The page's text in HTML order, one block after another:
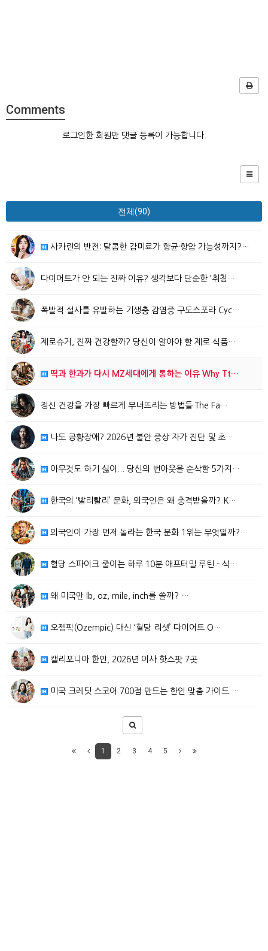
Comments
로그인한 회원만 댓글 등록이 가능합니다.
전체(90)
사카린의 반전: 달콤한 감미료가 항균·항암 가능성까지?…
다이어트가 안 되는 진짜 이유? 생각보다 단순한 ‘취침…
폭발적 설사를 유발하는 기생충 감염증 구도스포라 Cyc…
제로슈거, 진짜 건강할까? 당신이 알아야 할 제로 식품…
떡과 한과가 다시 MZ세대에게 통하는 이유 Why Tt…
정신 건강을 가장 빠르게 무너뜨리는 방법들 The Fa…
나도 공황장애? 2026년 불안 증상 자가 진단 및 초…
아무것도 하기 싫어... 당신의 번아웃을 순삭할 5가지…
한국의 ‘빨리빨리’ 문화, 외국인은 왜 충격받을까? K…
외국인이 가장 먼저 놀라는 한국 문화 1위는 무엇일까?…
혈당 스파이크 줄이는 하루 10분 애프터밀 루틴 - 식…
왜 미국만 lb, oz, mile, inch를 쓸까? …
오젬픽(Ozempic) 대신 ‘혈당 리셋’ 다이어트 O…
캘리포니아 한인, 2026년 이사 핫스팟 7곳
미국 크레딧 스코어 700점 만드는 한인 맞춤 가이드 …
1 2 3 4 5